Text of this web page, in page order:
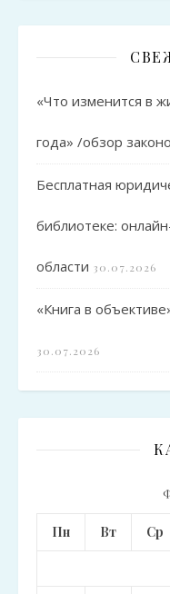
«Что изменится в
года» /обзор
Бесплатная
библиотеке:
области 30.07.2026
«Книга в
30.07.2026
Пн Вт Ср